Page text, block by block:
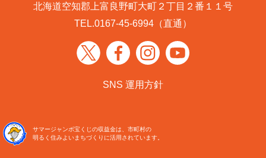
北海道空知郡上富良野町大町２丁目２番１１号
TEL.0167-45-6994 （直通）
SNS 運用方針
サマージャンボ宝くじの収益金は、市町村の
明るく住みよいまちづくりに活用されています。